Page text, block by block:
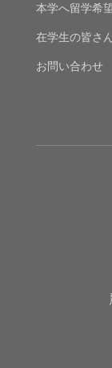
本学へ留学希
在学生の皆さ
お問い合わせ